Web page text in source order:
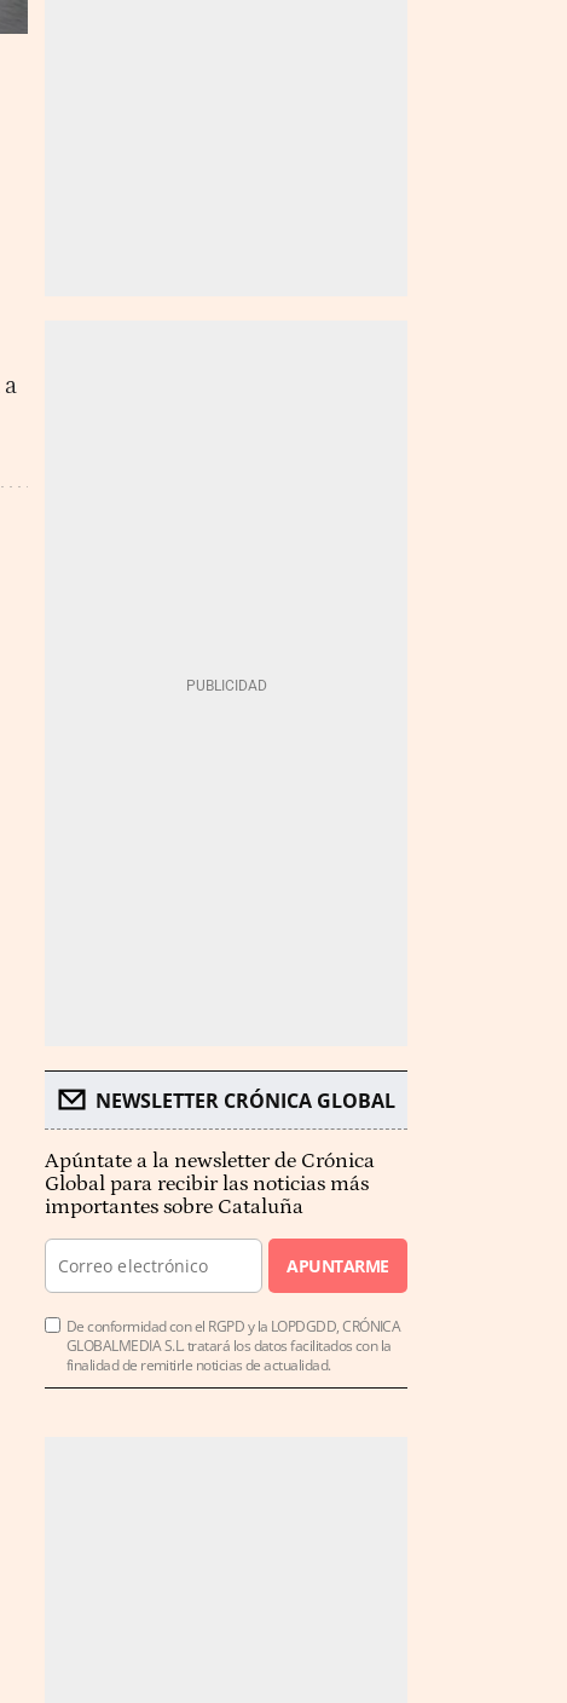
NEWSLETTER CRÓNICA GLOBAL
Apúntate a la newsletter de Crónica
Global para recibir las noticias más
importantes sobre Cataluña
APUNTARME
De conformidad con el RGPD y la LOPDGDD, CRÓNICA
GLOBALMEDIA S.L. tratará los datos facilitados con la
finalidad de remitirle noticias de actualidad.